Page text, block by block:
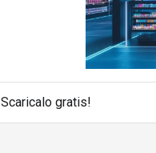
Scaricalo gratis!